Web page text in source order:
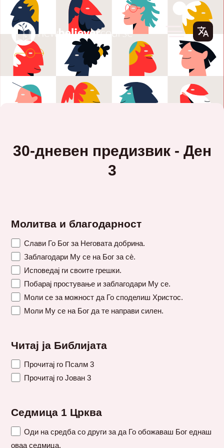
30-дневен предизвик - Ден
3
Молитва и благодарност
Слави Го Бог за Неговата добрина.
Заблагодари Му се на Бог за сè.
Исповедај ги своите грешки.
Побарај простување и заблагодари Му се.
Моли се за можност да Го споделиш Христос.
Моли Му се на Бог да те направи силен.
Читај ја Библијата
Прочитај го Псалм 3
Прочитај го Јован 3
Седмица 1 Црква
Оди на средба со други за да Го обожаваш Бог еднаш
оваа седмица.